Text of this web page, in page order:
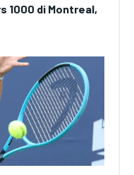
1000 di Montreal,